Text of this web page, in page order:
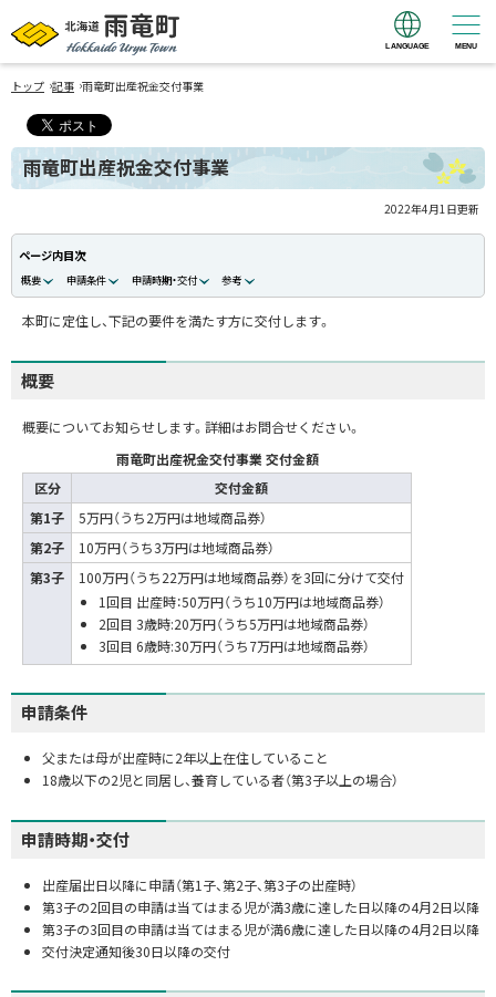
北海道 雨竜町
Hokkaido Uryu
Town
MENU
LANGUAGE
トップ ›記事 ›雨竜町出産祝金交付事業
雨竜町出産祝金交付事業
2022年4月1日更新
ページ内目次
概要 申請条件 申請時期・交付 参考
本町に定住し、下記の要件を満たす方に交付します。
概要
概要についてお知らせします。詳細はお問合せください。
雨竜町出産祝金交付事業 交付金額
区分
交付金額
第1子
5万円（うち2万円は地域商品券）
第2子
10万円（うち3万円は地域商品券）
第3子
100万円（うち22万円は地域商品券）を3回に分けて交付
1回目 出産時：50万円（うち10万円は地域商品券）
2回目 3歳時:20万円（うち5万円は地域商品券）
3回目 6歳時:30万円（うち7万円は地域商品券）
申請条件
父または母が出産時に2年以上在住していること
18歳以下の2児と同居し、養育している者（第3子以上の場合）
申請時期・交付
出産届出日以降に申請（第1子、第2子、第3子の出産時）
第3子の2回目の申請は当てはまる児が満3歳に達した日以降の4月2日以降
第3子の3回目の申請は当てはまる児が満6歳に達した日以降の4月2日以降
交付決定通知後30日以降の交付